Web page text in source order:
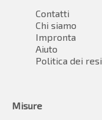
Contatti
Chi siamo
Impronta
Aiuto
Politica dei resi
Misure